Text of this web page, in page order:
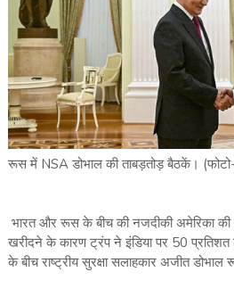
रूस में NSA डोभाल की ताबड़तोड़ बैठकें।
भारत और रूस के बीच की नजदीकी अमेरिका
खरीदने के कारण ट्रंप ने इंडिया पर 50 प्रतिशत
के बीच राष्ट्रीय सुरक्षा सलाहकार अजीत डोभाल